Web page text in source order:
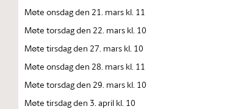
Møte onsdag den 21. mars kl. 11
Møte torsdag den 22. mars kl. 10
Møte tirsdag den 27. mars kl. 10
Møte onsdag den 28. mars kl. 11
Møte torsdag den 29. mars kl. 10
Møte tirsdag den 3. april kl. 10